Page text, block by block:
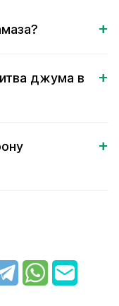
джума в